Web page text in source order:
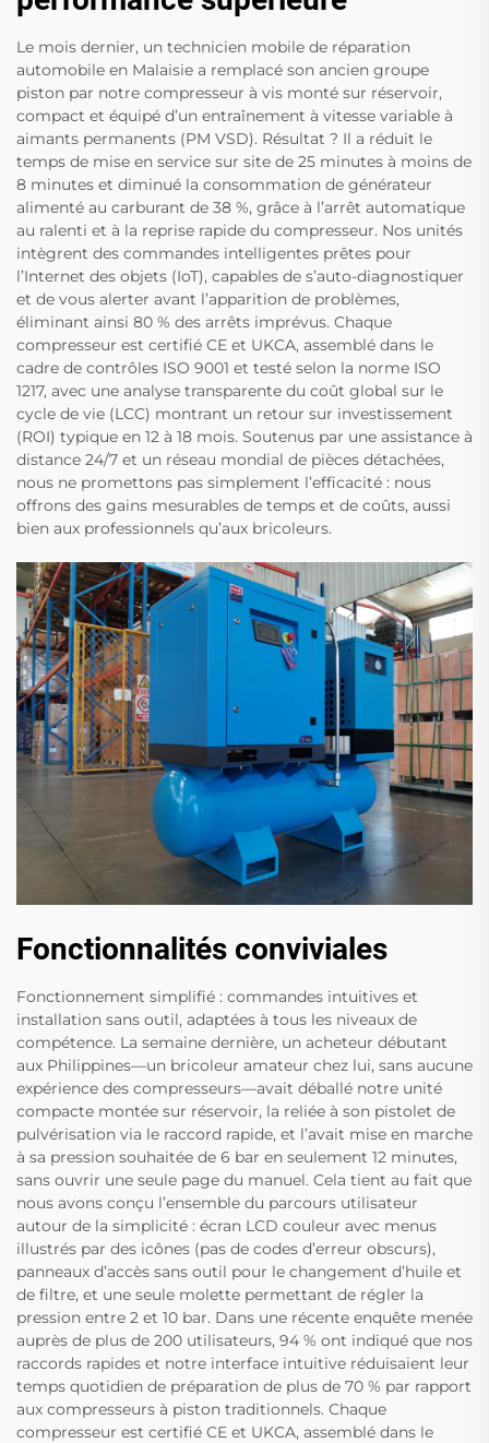
Le mois dernier, un technicien mobile de réparation
automobile en Malaisie a remplacé son ancien groupe
piston par notre compresseur à vis monté sur réservoir,
compact et équipé d’un entraînement à vitesse variable à
aimants permanents (PM VSD). Résultat ? Il a réduit le
temps de mise en service sur site de 25 minutes à moins de
8 minutes et diminué la consommation de générateur
alimenté au carburant de 38 %, grâce à l’arrêt automatique
au ralenti et à la reprise rapide du compresseur. Nos unités
intègrent des commandes intelligentes prêtes pour
l’Internet des objets (IoT), capables de s’auto-diagnostiquer
et de vous alerter avant l’apparition de problèmes,
éliminant ainsi 80 % des arrêts imprévus. Chaque
compresseur est certifié CE et UKCA, assemblé dans le
cadre de contrôles ISO 9001 et testé selon la norme ISO
1217, avec une analyse transparente du coût global sur le
cycle de vie (LCC) montrant un retour sur investissement
(ROI) typique en 12 à 18 mois. Soutenus par une assistance à
distance 24/7 et un réseau mondial de pièces détachées,
nous ne promettons pas simplement l’efficacité : nous
offrons des gains mesurables de temps et de coûts, aussi
bien aux professionnels qu’aux bricoleurs.
Fonctionnalités conviviales
Fonctionnement simplifié : commandes intuitives et
installation sans outil, adaptées à tous les niveaux de
compétence. La semaine dernière, un acheteur débutant
aux Philippines—un bricoleur amateur chez lui, sans aucune
expérience des compresseurs—avait déballé notre unité
compacte montée sur réservoir, la reliée à son pistolet de
pulvérisation via le raccord rapide, et l’avait mise en marche
à sa pression souhaitée de 6 bar en seulement 12 minutes,
sans ouvrir une seule page du manuel. Cela tient au fait que
nous avons conçu l’ensemble du parcours utilisateur
autour de la simplicité : écran LCD couleur avec menus
illustrés par des icônes (pas de codes d’erreur obscurs),
panneaux d’accès sans outil pour le changement d’huile et
de filtre, et une seule molette permettant de régler la
pression entre 2 et 10 bar. Dans une récente enquête menée
auprès de plus de 200 utilisateurs, 94 % ont indiqué que nos
raccords rapides et notre interface intuitive réduisaient leur
temps quotidien de préparation de plus de 70 % par rapport
aux compresseurs à piston traditionnels. Chaque
compresseur est certifié CE et UKCA, assemblé dans le